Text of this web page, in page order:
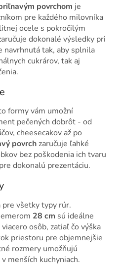
povrchom je
pre každého milovníka
ocele s pokročilým
dokonalé výsledky pri
navrhnutá tak, aby splnila
cukrárov, tak aj
formy vám umožní
pečených dobrôt - od
cheesecakov až po
povrch zaručuje ľahké
bez poškodenia ich tvaru
dokonalú prezentáciu.
všetky typy rúr.
28 cm sú ideálne
osôb, zatiaľ čo výška
priestoru pre objemnejšie
rozmery umožňujú
menších kuchyniach.